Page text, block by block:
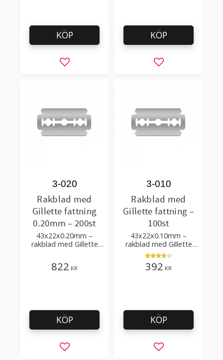
Lägg till i favoriter
KÖP
Lägg till i
KÖP
Rakblad med
Gillette fattning
0.20mm – 200st
43x22x0.20mm –
rakblad med Gillette
rostfritt stål
3-020
822 KR
Lägg till i favoriter
KÖP
Rakblad med
Gillette fattning –
100st
43x22x0.10mm –
rakblad med Gillette
fattning 0.10mm i
rostfritt stål
3-010
392 KR
Lägg till i
KÖP